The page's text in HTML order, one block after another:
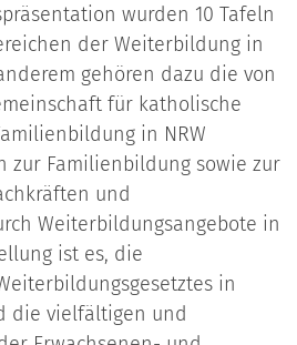
wurden 10 Tafeln
der Weiterbildung in
gehören dazu die von
für katholische
in NRW
zur Familienbildung sowie zur
und
Weiterbildungsangebote in
ist es, die
in
die vielfältigen und